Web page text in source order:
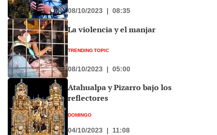
08/10/2023 | 08:35
La violencia y el manjar
TRENDING TOPIC
08/10/2023 | 05:00
Atahualpa y Pizarro bajo los
reflectores
DOMINGO
04/10/2023 | 11:08